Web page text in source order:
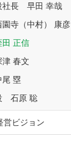
社長 早田 幸哉
寺（中村） 康彦
正信
春文
塁
石原 聡
営ビジョン